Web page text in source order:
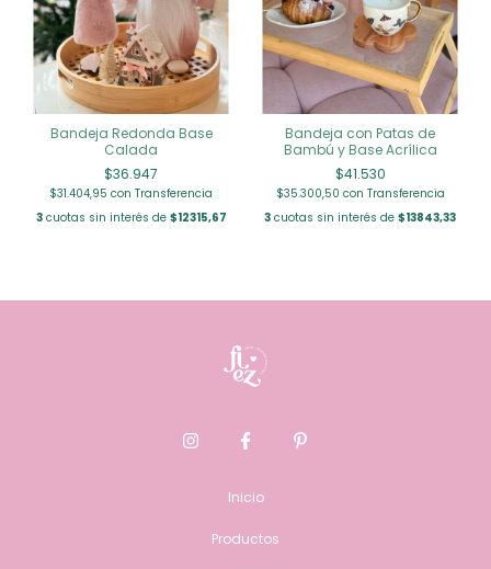
Bandeja Redonda Base
Calada
$36.947
$31.404,95 con Transferencia
3cuotas sin interés de $12315,67
Bandeja con Patas de
Bambú y Base Acrílica
$41.530
$35.300,50 con Transferencia
3 cuotas sin interés de $13843,33
Inicio
Productos